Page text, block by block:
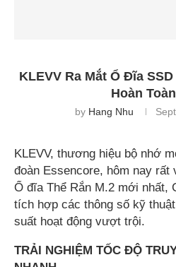
KLEVV Ra Mắt Ổ Đĩa
Hoàn
by Hang Nhu
KLEVV, thương hiệu bộ nhớ
đoàn Essencore, hôm nay
Ổ đĩa Thể Rắn M.2 mới nhất,
tích hợp các thông số kỹ
suất hoạt động vượt trội.
TRẢI NGHIỆM TỐC ĐỘ